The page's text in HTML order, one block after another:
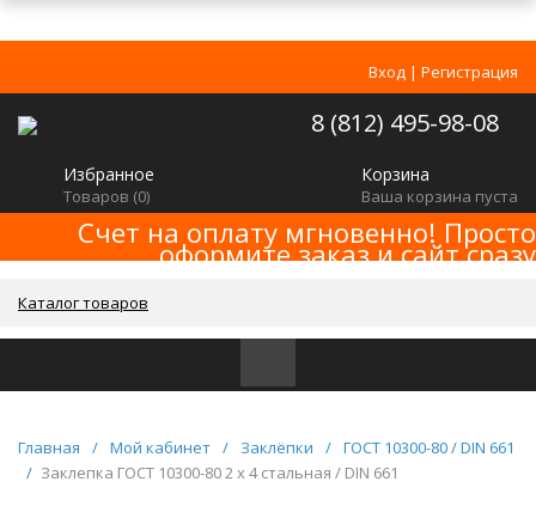
Вход | Регистрация
8 (812) 495-98-08
Избранное
Товаров (0)
Корзина
Ваша корзина пуста
Счет на оплату мгновенно! Просто
оформите заказ и сайт сразу
Каталог товаров
Главная / Мой кабинет / Заклёпки / ГОСТ 10300-80 / DIN 661
/ Заклепка ГОСТ 10300-80 2 х 4 стальная / DIN 661